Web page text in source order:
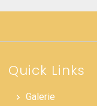
Quick Links
Galerie